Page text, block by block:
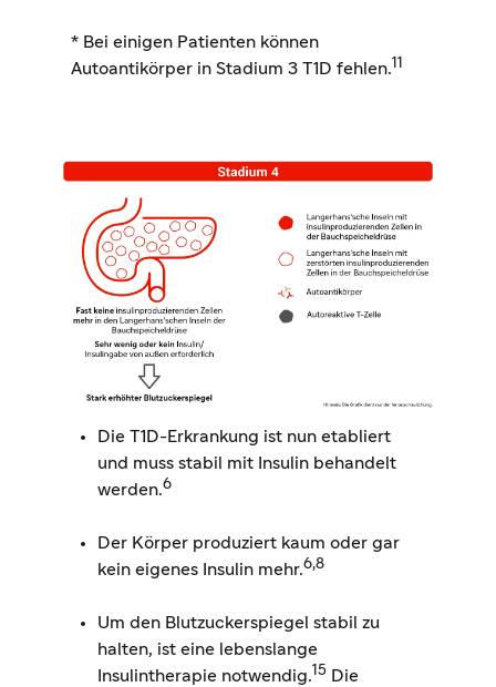
* Bei einigen Patienten können
Autoantikörper in Stadium 3 T1D fehlen.11
Die T1D-Erkrankung ist nun etabliert
und muss stabil mit Insulin behandelt
werden.6
Der Körper produziert kaum oder gar
kein eigenes Insulin mehr.6,8
Um den Blutzuckerspiegel stabil zu
halten, ist eine lebenslange
Insulintherapie notwendig.15 Die